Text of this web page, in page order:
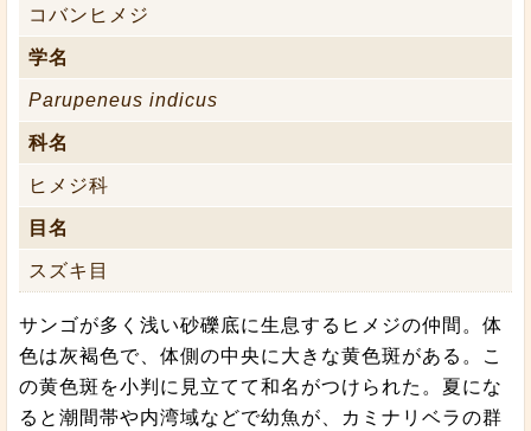
コバンヒメジ
学名
Parupeneus indicus
科名
ヒメジ科
目名
スズキ目
サンゴが多く浅い砂礫底に生息するヒメジの仲間。体
色は灰褐色で、体側の中央に大きな黄色斑がある。こ
の黄色斑を小判に見立てて和名がつけられた。夏にな
ると潮間帯や内湾域などで幼魚が、カミナリベラの群